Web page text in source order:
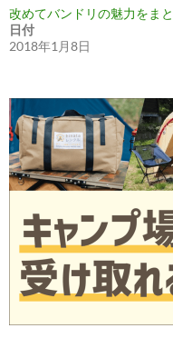
改めてバンドリの魅力をま
日付
2018年1月8日